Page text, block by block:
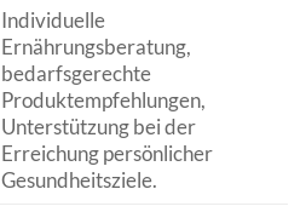
Individuelle
Ernährungsberatung,
bedarfsgerechte
Produktempfehlungen,
Unterstützung bei der
Erreichung persönlicher
Gesundheitsziele.